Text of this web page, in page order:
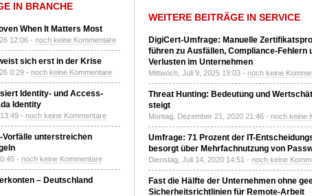
IN BRANCHE
When It Matters Most
12:06 - noch keine Kommentare
sich erst in der Krise
0:29 - noch keine Kommentare
Identity- und Access-
Identity
- noch keine Kommentare
Vorfälle unterstreichen
- noch keine Kommentare
– Deutschland
WEITERE BEITRÄGE IN SERVICE
DigiCert-Umfrage: Manuelle
führen zu Ausfällen, Compliance-Fehlern
Verlusten im Unternehmen
Mittwoch, Juli 9, 2025 19:03 - noch keine
Threat Hunting: Bedeutung und
steigt
Montag, Dezember 21, 2020 21:46 - noch keine
Umfrage: 71 Prozent der IT-
besorgt über Mehrfachnutzung von
Dienstag, Juli 14, 2020 14:51 - noch keine
Fast die Hälfte der Unternehmen ohne
Sicherheitsrichtlinien für Remote-Arbeit